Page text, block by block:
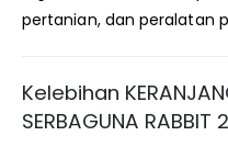
pertanian, dan peralatan
Kelebihan
SERBAGUNA RABBIT